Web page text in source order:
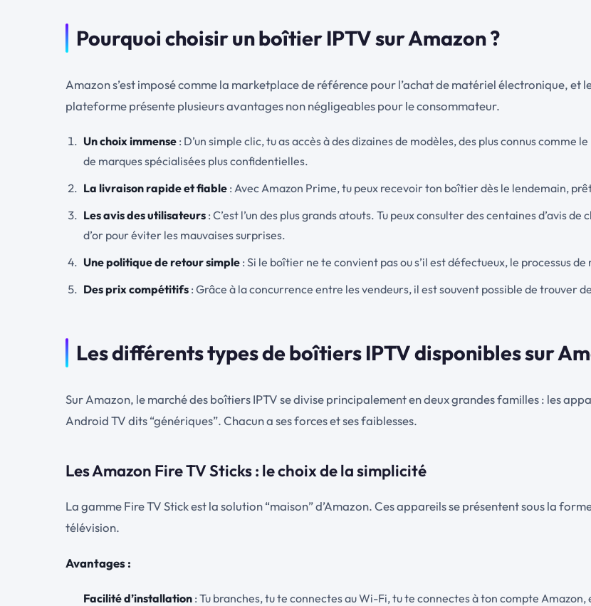
Pourquoi choisir un boîtier IPTV sur Amazon ?
Amazon s’est imposé comme la marketplace de référence pour l’achat de matériel électronique, et
plateforme présente plusieurs avantages non négligeables pour le consommateur.
Un choix immense : D’un simple clic, tu as accès à des dizaines de modèles, des plus connus comme
de marques spécialisées plus confidentielles.
La livraison rapide et fiable : Avec Amazon Prime, tu peux recevoir ton boîtier dès le lendemain,
Les avis des utilisateurs : C’est l’un des plus grands atouts. Tu peux consulter des centaines d’avis
d’or pour éviter les mauvaises surprises.
Une politique de retour simple : Si le boîtier ne te convient pas ou s’il est défectueux, le processus
Des prix compétitifs : Grâce à la concurrence entre les vendeurs, il est souvent possible de trouver
Les différents types de boîtiers IPTV disponibles sur
Sur Amazon, le marché des boîtiers IPTV se divise principalement en deux grandes familles : les
Android TV dits “génériques”. Chacun a ses forces et ses faiblesses.
Les Amazon Fire TV Sticks : le choix de la simplicité
La gamme Fire TV Stick est la solution “maison” d’Amazon. Ces appareils se présentent sous la
télévision.
Avantages :
Facilité d’installation : Tu branches, tu te connectes au Wi-Fi, tu te connectes à ton compte